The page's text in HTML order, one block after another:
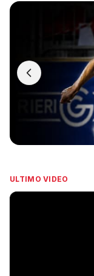
ULTIMO VIDEO